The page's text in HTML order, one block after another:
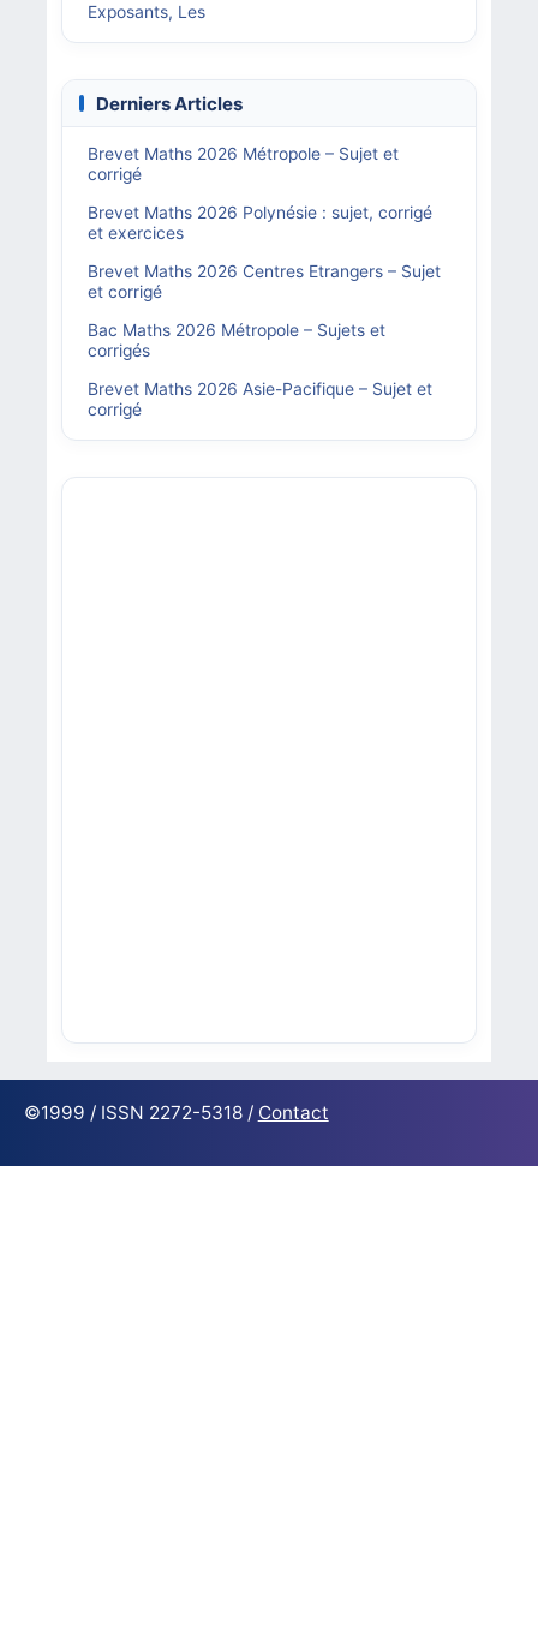
Exposants, Les
Derniers Articles
Brevet Maths 2026 Métropole – Sujet et
corrigé
Brevet Maths 2026 Polynésie : sujet, corrigé
et exercices
Brevet Maths 2026 Centres Etrangers – Sujet
et corrigé
Bac Maths 2026 Métropole – Sujets et
corrigés
Brevet Maths 2026 Asie-Pacifique – Sujet et
corrigé
©1999 / ISSN 2272-5318 / Contact